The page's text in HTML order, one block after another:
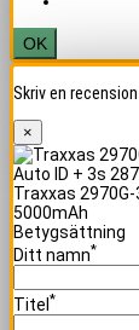
OK
Skriv en recension
×
Traxxas
5000mAh
Betygsättning
Ditt namn*
Titel *